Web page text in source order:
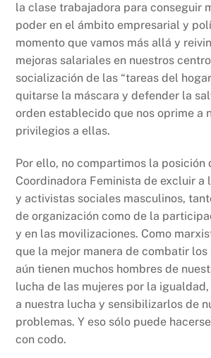
la clase trabajadora para conseguir
poder en el ámbito empresarial y
momento que vamos más allá y
mejoras salariales en nuestros
socialización de las “tareas del
quitarse la máscara y defender la
orden establecido que nos oprime a
privilegios a ellas.
Por ello, no compartimos la posición
Coordinadora Feminista de excluir a
y activistas sociales masculinos,
de organización como de la
y en las movilizaciones. Como
que la mejor manera de combatir
aún tienen muchos hombres de
lucha de las mujeres por la
a nuestra lucha y sensibilizarlos de
problemas. Y eso sólo puede
con codo.